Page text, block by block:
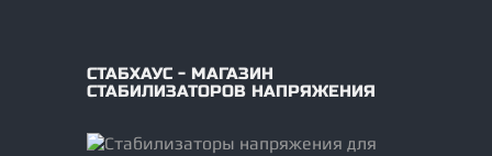
СТАБХАУС - МАГАЗИН
СТАБИЛИЗАТОРОВ НАПРЯЖЕНИЯ